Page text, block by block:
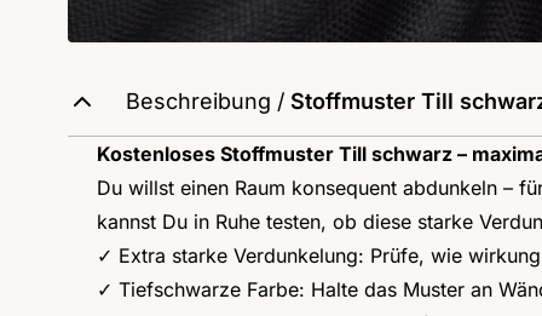
Farbe: schwarz
Beschreibung / Stoffmuster Till
Kostenloses Stoffmuster Till schwarz –
Du willst einen Raum konsequent abdunkeln –
kannst Du in Ruhe testen, ob diese starke
✓ Extra starke Verdunkelung: Prüfe, wie
✓ Tiefschwarze Farbe: Halte das Muster an